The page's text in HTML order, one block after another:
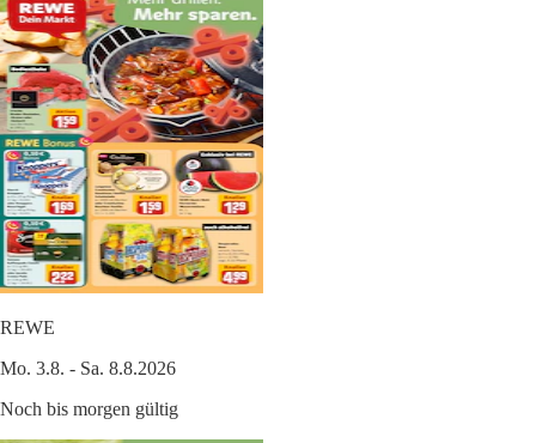
REWE
Mo. 3.8. - Sa. 8.8.2026
Noch bis morgen gültig